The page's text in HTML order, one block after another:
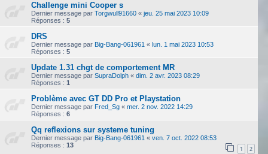
Challenge mini Cooper s
Dernier message par Torgwull91660 « jeu. 25 mai 2023 10:09
Réponses : 5
DRS
Dernier message par Big-Bang-061961 « lun. 1 mai 2023 10:53
Réponses : 5
Update 1.31 chgt de comportement MR
Dernier message par SupraDolph « dim. 2 avr. 2023 08:29
Réponses : 1
Problème avec GT DD Pro et Playstation
Dernier message par Fred_Sg « mer. 2 nov. 2022 14:29
Réponses : 6
Qq reflexions sur systeme tuning
Dernier message par Big-Bang-061961 « ven. 7 oct. 2022 08:53
Réponses : 13 1 2